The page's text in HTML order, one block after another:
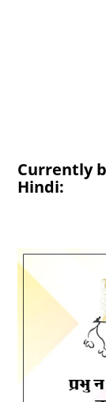
Currently
Hindi: